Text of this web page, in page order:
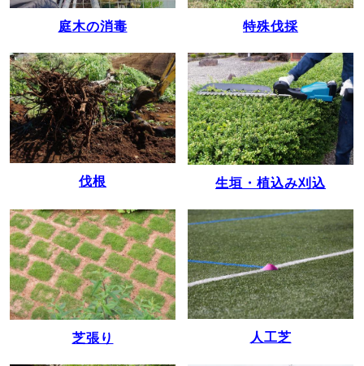
庭木の消毒 特殊伐採
伐根 生垣・植込み刈込
芝張り 人工芝